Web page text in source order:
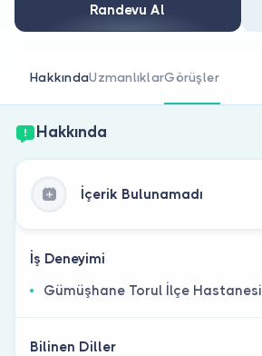
Doktor musunuz?
Randevu Al
HakkındaUzmanlıklarGörüşler
Hakkında
İçerik Bulunamadı
İş Deneyimi
Gümüşhane Torul İlçe Hastanesi
Bilinen Diller